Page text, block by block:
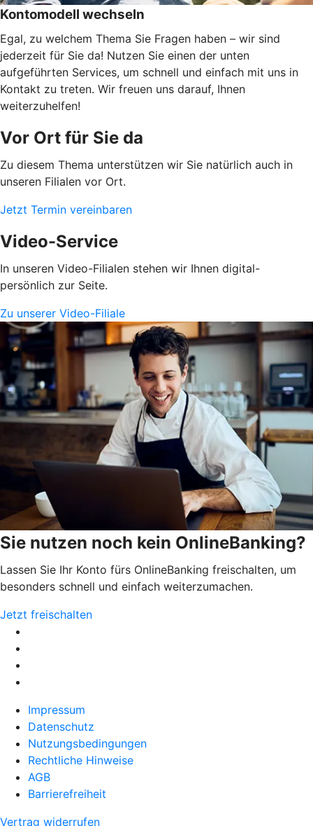
Kontomodell wechseln
Egal, zu welchem Thema Sie Fragen haben – wir sind
jederzeit für Sie da! Nutzen Sie einen der unten
aufgeführten Services, um schnell und einfach mit uns in
Kontakt zu treten. Wir freuen uns darauf, Ihnen
weiterzuhelfen!
Vor Ort für Sie da
Zu diesem Thema unterstützen wir Sie natürlich auch in
unseren Filialen vor Ort.
Jetzt Termin vereinbaren
Video-Service
In unseren Video-Filialen stehen wir Ihnen digital-
persönlich zur Seite.
Zu unserer Video-Filiale
Sie nutzen noch kein OnlineBanking?
Lassen Sie Ihr Konto fürs OnlineBanking freischalten, um
besonders schnell und einfach weiterzumachen.
Jetzt freischalten
Impressum
Datenschutz
Nutzungsbedingungen
Rechtliche Hinweise
AGB
Barrierefreiheit
Vertrag widerrufen